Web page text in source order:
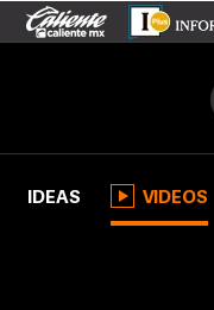
IDEAS VIDEOS